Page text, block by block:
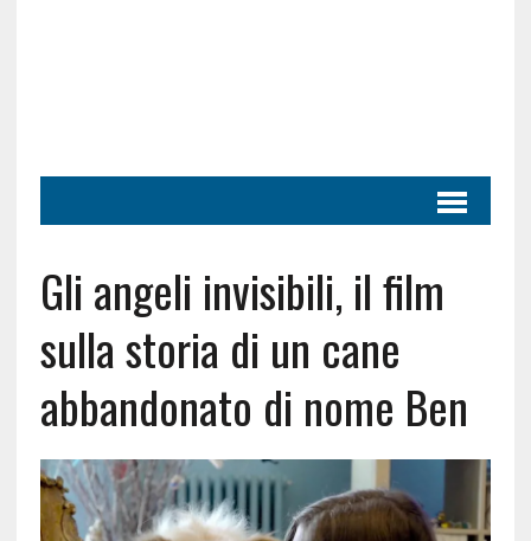
Gli angeli invisibili, il film
sulla storia di un cane
abbandonato di nome Ben